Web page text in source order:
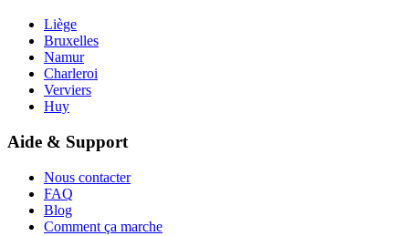
Liège
Bruxelles
Namur
Charleroi
Verviers
Huy
Aide & Support
Nous contacter
FAQ
Blog
Comment ça marche